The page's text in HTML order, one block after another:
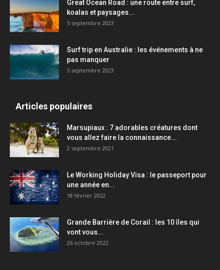
Great Ocean Road : une route entre surf,
koalas et paysages...
5 septembre 2023
Surf trip en Australie : les événements à ne
pas manquer
5 septembre 2023
Articles populaires
Marsupiaux : 7 adorables créatures dont
vous allez faire la connaissance...
2 septembre 2021
Le Working Holiday Visa : le passeport pour
une année en...
18 février 2022
Grande Barrière de Corail : les 10 îles qui
vont vous...
26 octobre 2022